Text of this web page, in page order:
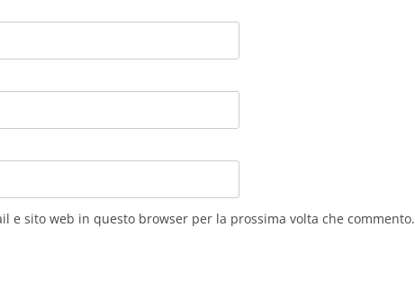
e sito web in questo browser per la prossima volta che commento.